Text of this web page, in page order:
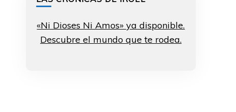
«Ni Dioses Ni Amos» ya disponible.
Descubre el mundo que te rodea.